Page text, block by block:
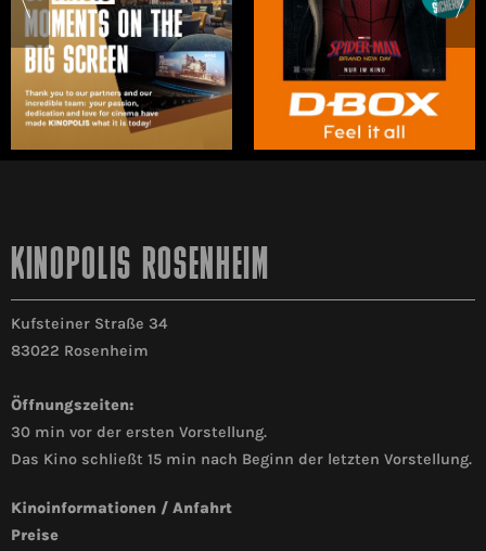
KINOPOLIS ROSENHEIM
Kufsteiner Straße 34
83022 Rosenheim
Öffnungszeiten:
30 min vor der ersten Vorstellung.
Das Kino schließt 15 min nach Beginn der letzten Vorstellung.
Kinoinformationen / Anfahrt
Preise